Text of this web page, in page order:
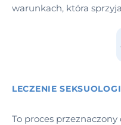
warunkach, która
LECZENIE
To proces